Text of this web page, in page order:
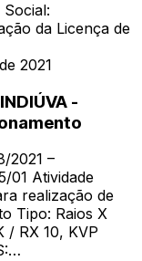
Social:
da Licença de
2021
-
2021 –
01 Atividade
realização de
Tipo: Raios X
/ RX 10, KVP